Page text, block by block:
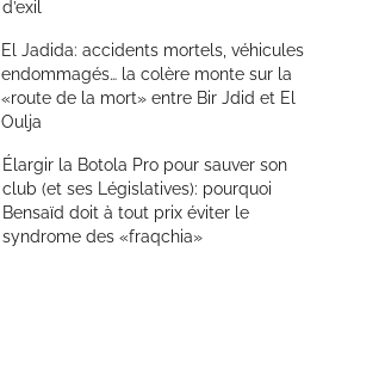
d’exil
El Jadida: accidents mortels, véhicules
endommagés… la colère monte sur la
«route de la mort» entre Bir Jdid et El
Oulja
Élargir la Botola Pro pour sauver son
club (et ses Législatives): pourquoi
Bensaïd doit à tout prix éviter le
syndrome des «fraqchia»